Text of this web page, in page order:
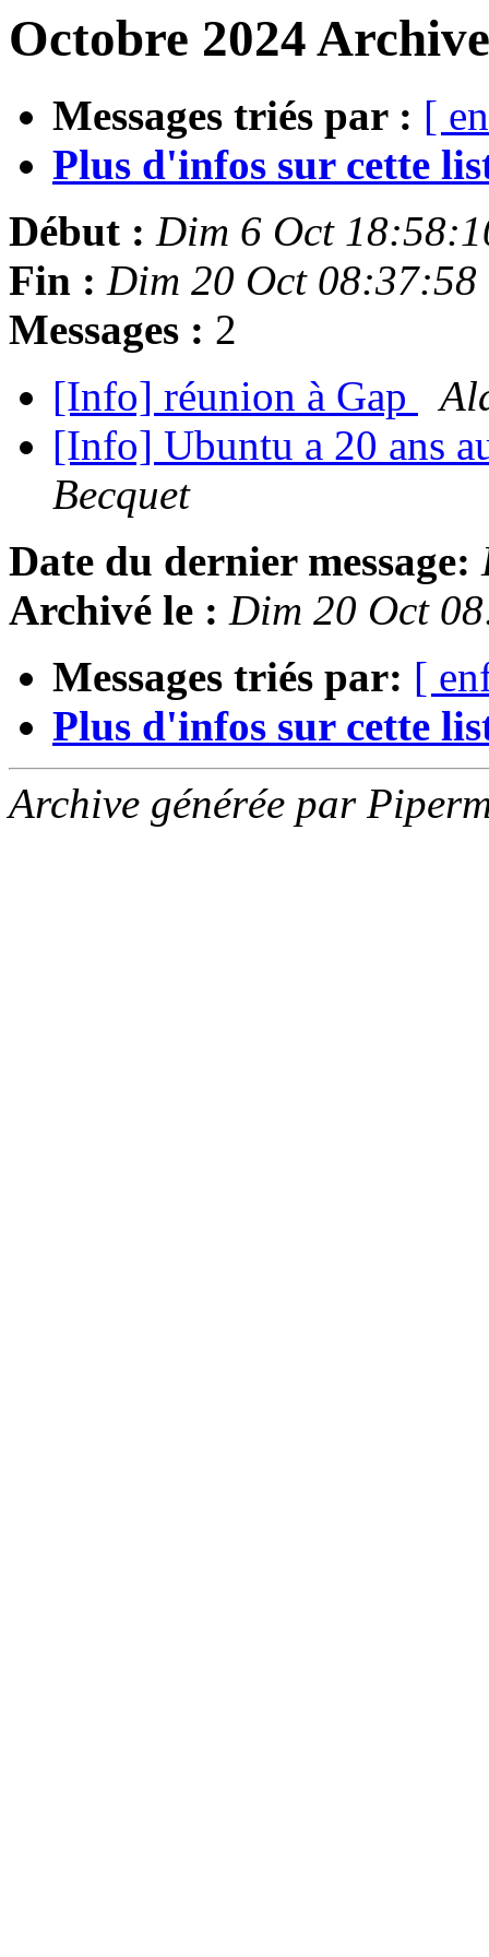
Octobre 2024
Messages triés par : [
Plus d'infos sur cette
Début : Dim 6 Oct
Fin : Dim 20 Oct 08:37:58
Messages : 2
[Info] réunion à Gap
[Info] Ubuntu a 20 ans
Becquet
Date du dernier message:
Archivé le : Dim 20 Oct
Messages triés par: [
Plus d'infos sur cette
Archive générée par